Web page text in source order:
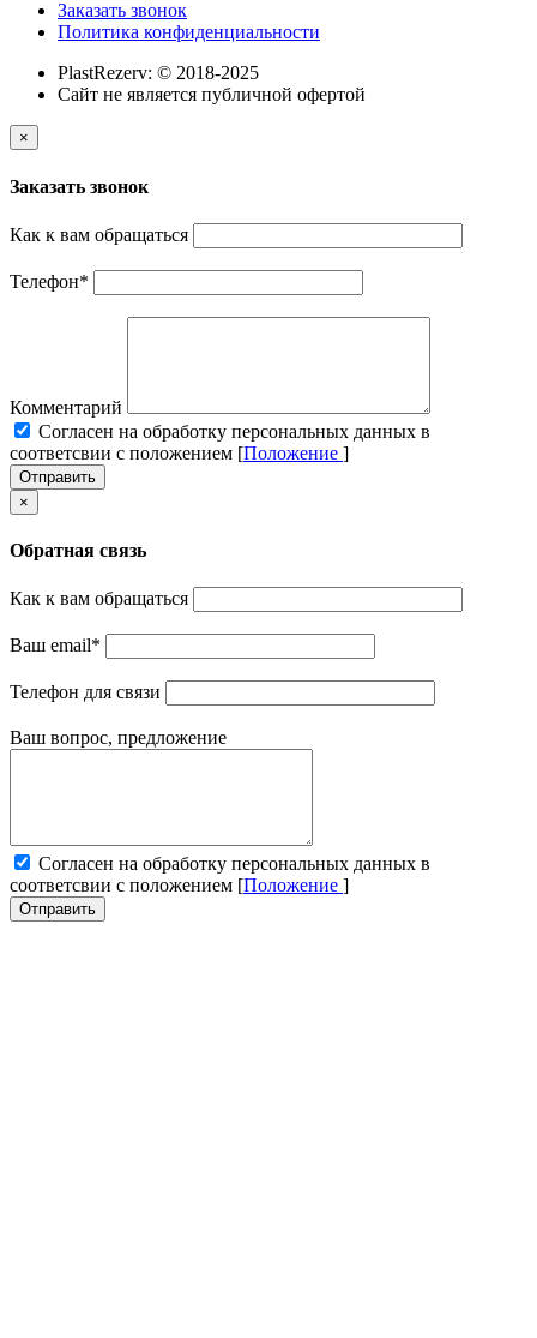
Заказать звонок
Политика конфиденциальности
PlastRezerv: © 2018-2025
Cайт не является публичной офертой
×
Заказать звонок
Как к вам обращаться
Телефон*
Комментарий
Cогласен на обработку персональных данных в
соответсвии с положением [Положение ]
Отправить
×
Обратная связь
Как к вам обращаться
Ваш email*
Телефон для связи
Ваш вопрос, предложение
Cогласен на обработку персональных данных в
соответсвии с положением [Положение ]
Отправить